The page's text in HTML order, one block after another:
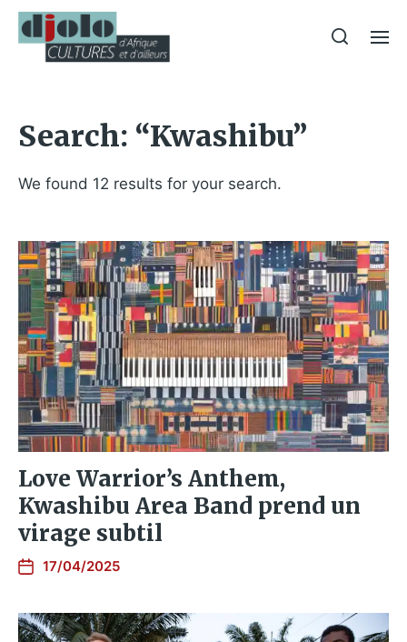
Search: “Kwashibu”
We found 12 results for your search.
Love Warrior’s Anthem,
Kwashibu Area Band prend un
virage subtil
17/04/2025